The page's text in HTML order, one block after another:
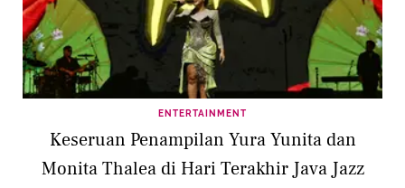
ENTERTAINMENT
Keseruan Penampilan Yura Yunita dan
Monita Thalea di Hari Terakhir Java Jazz